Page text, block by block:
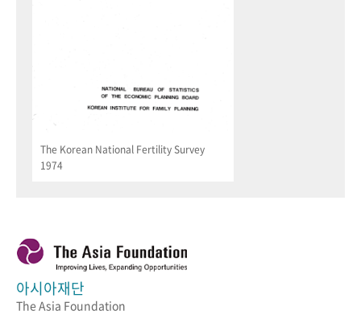
The Korean National Fertility Survey
1974
아시아재단
The Asia Foundation